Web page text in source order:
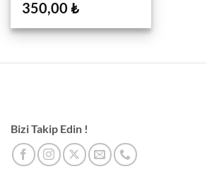
350,00 ₺
Bizi Takip Edin !